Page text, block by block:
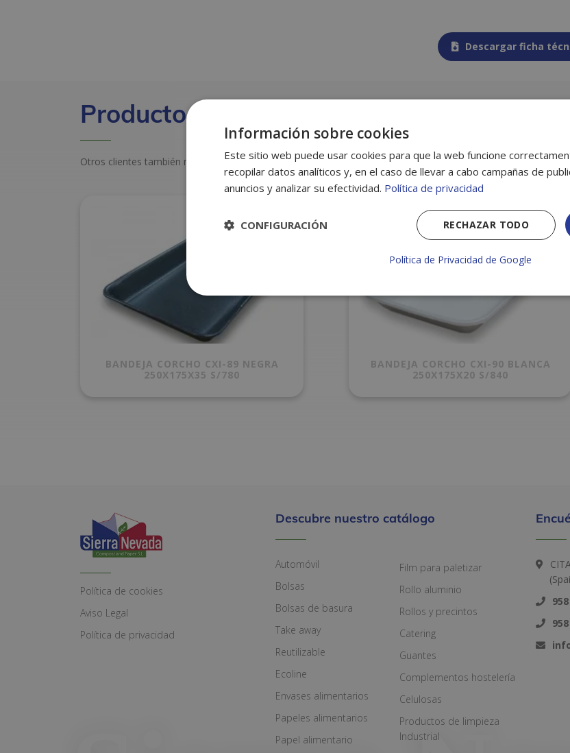
Descargar ficha
Productos relacionados
Otros clientes también miraron estos productos
BANDEJA CORCHO CXI-89 NEGRA
250X175X35 S/780
BANDEJA CORCHO CXI-90 BLANCA
250X175X20 S/840
Política de cookies
Aviso Legal
Política de privacidad
Descubre nuestro catálogo
Automóvil
Bolsas
Bolsas de basura
Take away
Reutilizable
Ecoline
Envases alimentarios
Papeles alimentarios
Papel alimentario
Film para paletizar
Rollo aluminio
Rollos y precintos
Catering
Guantes
Complementos hostelería
Celulosas
Productos de limpieza
Industrial
Información sobre cookies
Este sitio web puede usar cookies para que la web funcione
recopilar datos analíticos y, en el caso de llevar a cabo campañas de
anuncios y analizar su efectividad. Política de privacidad
RECHAZAR TODO
CONFIGURACIÓN
Política de Privacidad de Google